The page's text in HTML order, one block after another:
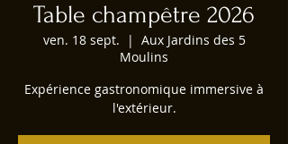
Table champêtre 2026
ven. 18 sept.
  |
Aux Jardins des 5
Moulins
Expérience gastronomique immersive à
l'extérieur.